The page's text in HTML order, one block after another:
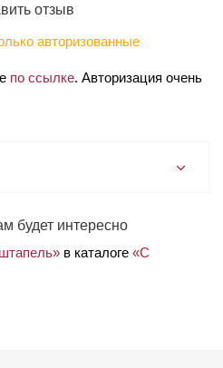
отзыв
авторизованные
по ссылке. Авторизация очень
будет интересно
в каталоге «С